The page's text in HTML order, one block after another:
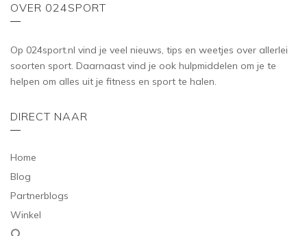
OVER 024SPORT
Op 024sport.nl vind je veel nieuws, tips en weetjes over allerlei
soorten sport. Daarnaast vind je ook hulpmiddelen om je te
helpen om alles uit je fitness en sport te halen.
DIRECT NAAR
Home
Blog
Partnerblogs
Winkel